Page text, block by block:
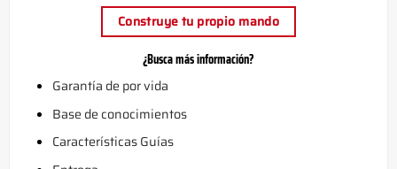
Construye tu propio mando
¿Busca más información?
Garantía de por vida
Base de conocimientos
Características Guías